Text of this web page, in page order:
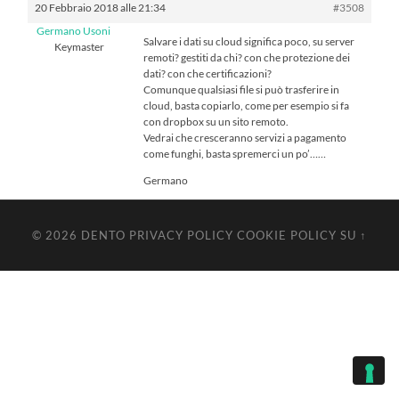
20 Febbraio 2018 alle 21:34
#3508
Germano Usoni
Keymaster
Salvare i dati su cloud significa poco, su server
remoti? gestiti da chi? con che protezione dei
dati? con che certificazioni?
Comunque qualsiasi file si può trasferire in
cloud, basta copiarlo, come per esempio si fa
con dropbox su un sito remoto.
Vedrai che cresceranno servizi a pagamento
come funghi, basta spremerci un po’……
Germano
© 2026 DENTO PRIVACY POLICY COOKIE POLICY SU ↑